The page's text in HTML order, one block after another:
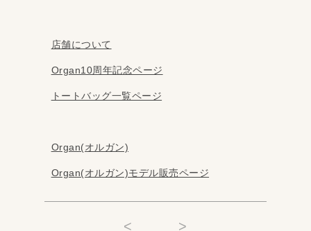
店舗について
Organ10周年記念ページ
トートバッグ一覧ページ
Organ(オルガン)
Organ(オルガン)モデル販売ページ
< >